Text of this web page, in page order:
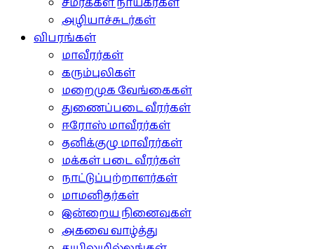
அழியாச்சுடர்கள்
விபரங்கள்
மாவீரர்கள்
கரும்புலிகள்
மறைமுக வேங்கைகள்
துணைப்படை வீரர்கள்
ஈரோஸ் மாவீரர்கள்
தனிக்குழு மாவீரர்கள்
மக்கள் படை வீரர்கள்
நாட்டுப்பற்றாளர்கள்
மாமனிதர்கள்
இன்றைய நினைவுகள்
அகவை வாழ்த்து